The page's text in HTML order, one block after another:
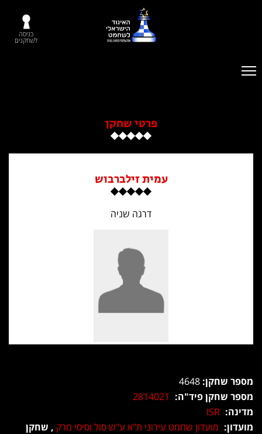
כניסה
לשחקנים
פרטי שחקן
עמית זילברבוש
דרגה שניה
מספר שחקן:
מספר שחקן פיד"ה: 2814021
מדינה: ISR
מועדון: מועדון שחמט עירוני ת"א ע"ש סול וסיסי מרק , שחקן